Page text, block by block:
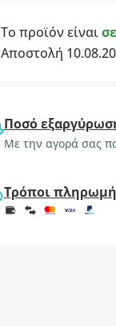
Το προϊόν είναι
Αποστολή
Ποσό
Με την αγορά σας
Τρόποι